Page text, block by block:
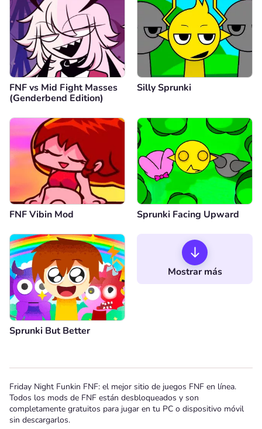
FNF vs Mid Fight Masses
(Genderbend Edition)
Silly Sprunki
FNF Vibin Mod Sprunki Facing Upward
Sprunki But Better
Mostrar más
Friday Night Funkin FNF: el mejor sitio de juegos FNF en línea.
Todos los mods de FNF están desbloqueados y son
completamente gratuitos para jugar en tu PC o dispositivo móvil
sin descargarlos.